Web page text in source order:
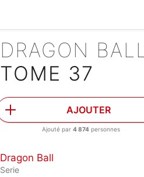
DRAGON BALL
TOME 37
AJOUTER
Ajouté par4 874 personnes
Dragon Ball
Serie